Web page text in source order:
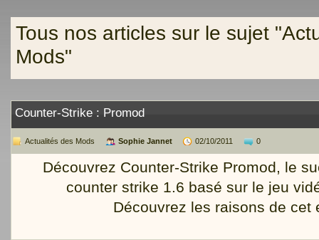
Tous nos articles sur le sujet
Mods"
Counter-Strike : Promod
Actualités des Mods Sophie Jannet 02/10/2011 0
Découvrez Counter-Strike Promod, le
counter strike 1.6 basé sur le jeu
Découvrez les raisons de cet